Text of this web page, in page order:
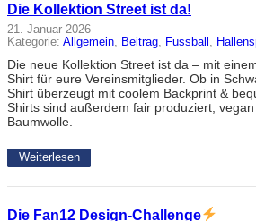
Die Kollektion Street ist da!
21. Januar 2026
Kategorie: Allgemein Beitrag Fussball
Die neue Kollektion Street ist da – mit
Shirt für eure Vereinsmitglieder. Ob in
Shirt überzeugt mit coolem Backprint &
Shirts sind außerdem fair produziert,
Baumwolle.
Weiterlesen
Die Fan12 Design-Challenge